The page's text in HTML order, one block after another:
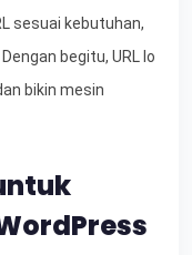
sesuai kebutuhan,
begitu, URL lo
bikin mesin